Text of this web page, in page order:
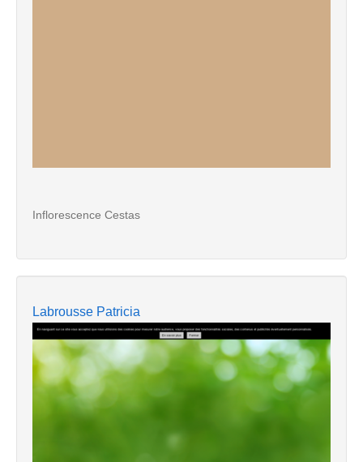
Inflorescence Cestas
Labrousse Patricia